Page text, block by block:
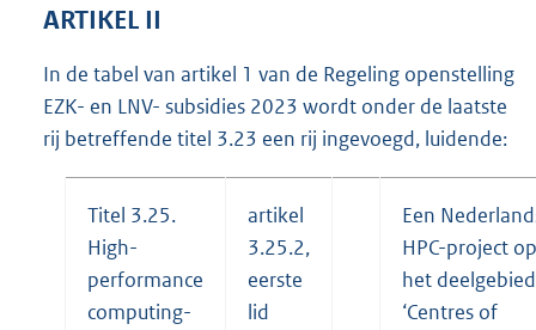
ARTIKEL II
In de tabel van artikel 1 van de Regeling openstelling
EZK- en LNV- subsidies 2023 wordt onder de laatste
rij betreffende titel 3.23 een rij ingevoegd, luidende:
Titel 3.25.
High-
performance
computing-
artikel
3.25.2,
eerste
lid
Een
HPC-project op
het deelgebied
‘Centres of